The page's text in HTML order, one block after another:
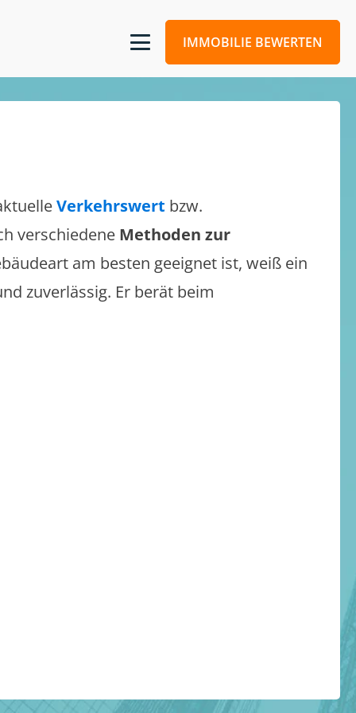
IMMOBILIE BEWERTEN
Verkehrswert bzw.
verschiedene Methoden zur
am besten geeignet ist, weiß ein
zuverlässig. Er berät beim